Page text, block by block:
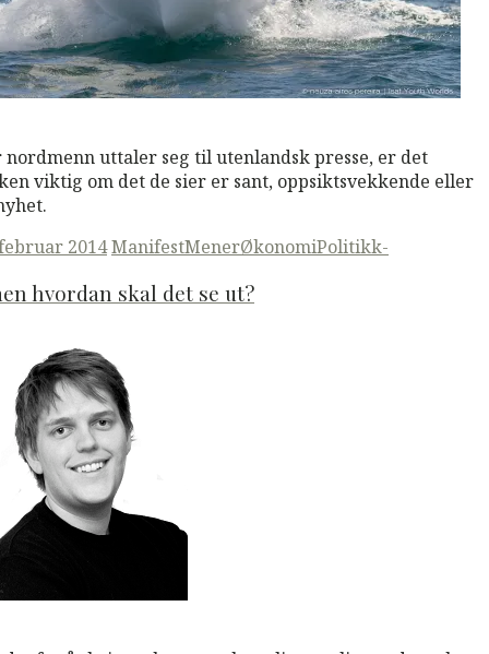
nordmenn uttaler seg til utenlandsk presse, er det
viktig om det de sier er sant, oppsiktsvekkende eller
2014ManifestMenerØkonomiPolitikk-
hvordan skal det se ut?